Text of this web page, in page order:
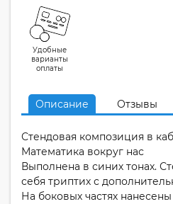
Удобные
варианты
оплаты
Описание Отзывы
Стендовая композиция в
Математика вокруг нас
Выполнена в синих тонах.
себя триптих с
На боковых частях